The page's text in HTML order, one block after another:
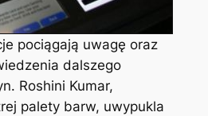
pociągają uwagę oraz
dalszego
Roshini Kumar,
palety barw, uwypukla